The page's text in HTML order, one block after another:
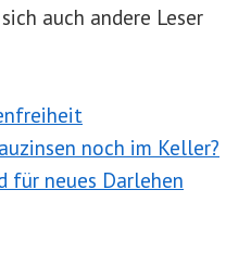
auch andere Leser
noch im Keller?
für neues Darlehen